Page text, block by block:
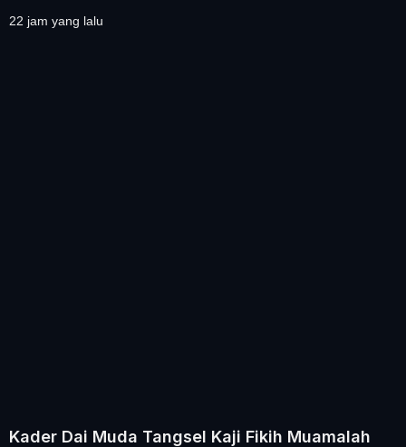
22 jam yang lalu
Kader Dai Muda Tangsel Kaji Fikih Muamalah